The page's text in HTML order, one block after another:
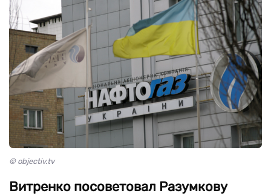
© objectiv.tv
Витренко посоветовал Разумкову